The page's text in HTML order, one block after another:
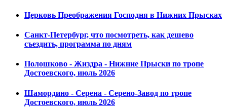
Церковь Преображения Господня в Нижних Прысках
Санкт-Петербург, что посмотреть, как дешево
съездить, программа по дням
Полошково - Жиздра - Нижние Прыски по тропе
Достоевского, июль 2026
Шамордино - Серена - Серено-Завод по тропе
Достоевского, июль 2026